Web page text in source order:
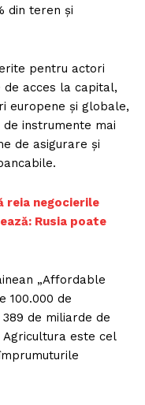
din teren și
pentru actori
de acces la capital,
europene și globale,
instrumente mai
de asigurare și
reia negocierile
Rusia poate
„Affordable
100.000 de
de miliarde de
este cel